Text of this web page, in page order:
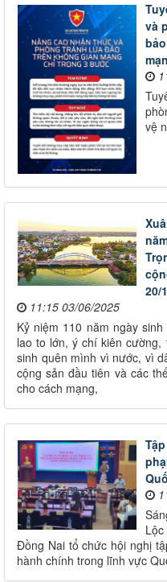
và
vệ
20/
11:15 03/06/2025
Kỷ niệm 110 năm ngày
lao to lớn, ý chí kiên
sinh quên mình vì nước, vì
cộng sản đầu tiên và các
cho cách mạng,
Đồng Nai tổ chức hội nghị
hành chính trong lĩnh vực